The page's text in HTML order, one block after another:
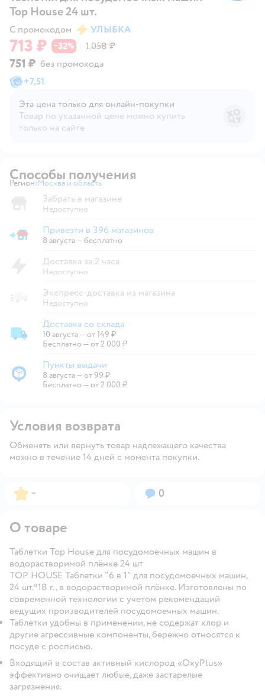
Top House 24 шт.
С промокодом УЛЫБКА
713 ₽ −32% 1 058 ₽
751 ₽ без промокода
+7,51
Эта цена только для онлайн‑покупки
Товар по указанной цене можно купить
только на сайте
Способы получения
Регион: Выбор адреса доставки.
Москва и область
Забрать в магазине
Недоступно
Привезти в магазин
Привезти в 396 магазинов
8 августа—бесплатно
Доставка за 2 часа
Недоступно
Экспресс-доставка из магазина
Недоступно
Доставка со склада
Доставка со склада
10 августа—от 149 ₽
Бесплатно — от 2 000 ₽
Пункты выдачи
Пункты выдачи
8 августа—от 99 ₽
Бесплатно — от 2 000 ₽
Условия возврата
Обменять или вернуть товар надлежащего качества
можно в течение 14 дней с момента покупки.
Рейтинг:
– Вопросов:
0
О товаре
Таблетки Top House для посудомоечных машин в
водорастворимой плёнке 24 шт
TOP HOUSE Таблетки "6 в 1" для посудомоечных машин,
24 шт.*18 г., в водорастворимой плёнке. Изготовлены по
современной технологии с учетом рекомендаций
ведущих производителей посудомоечных машин.
Таблетки удобны в применении, не содержат хлор и
другие агрессивные компоненты, бережно относятся к
посуде с росписью.
Входящий в состав активный кислород «OxyPlus»
эффективно очищает любые, даже застарелые
загрязнения.